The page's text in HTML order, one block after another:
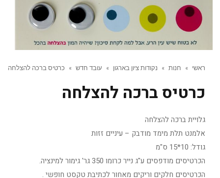
ראשי » חנות » נקודות ציון בארגון » עובד חדש » כרטיס ברכה להצלחה
כרטיס ברכה להצלחה
גלויית ברכה להצלחה
אלמנט תלת מימד מודבק – עיניים זזות
גודל: 10*15 ס"מ
הכרטיסים מודפסים ע"ג נייר כרומו 350 גר' גימור למינציה.
הכרטיסים חלקים וריקים מאחור לכתיבת טקסט חופשי .